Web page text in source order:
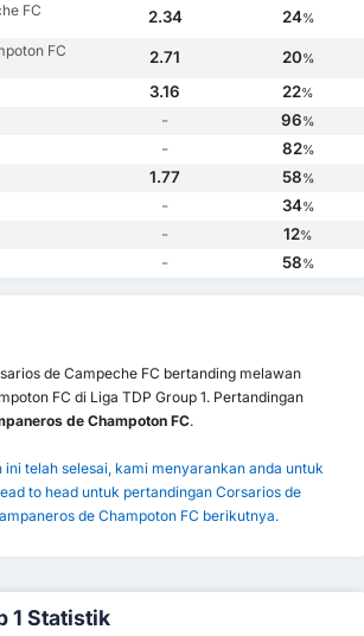
FC
2.34 24%
FC
2.71 20%
3.16 22%
- 96%
- 82%
1.77 58%
- 34%
- 12%
- 58%
de Campeche FC bertanding melawan
FC di Liga TDP Group 1. Pertandingan
de Champoton FC.
ini telah selesai, kami menyarankan anda untuk
to head untuk pertandingan Corsarios de
de Champoton FC berikutnya.
1 Statistik